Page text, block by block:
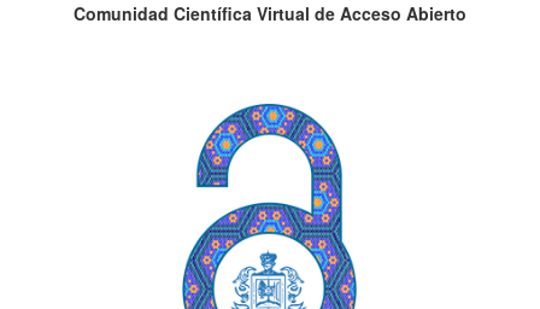
Comunidad Científica Virtual de Acceso Abierto